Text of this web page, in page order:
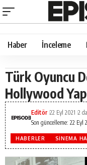
Haber İnceleme
Türk Oyuncu
Hollywood
Son güncelleme: 22 Eyl
Editör 22 Eyl 2021 2
HABERLER SINEMA